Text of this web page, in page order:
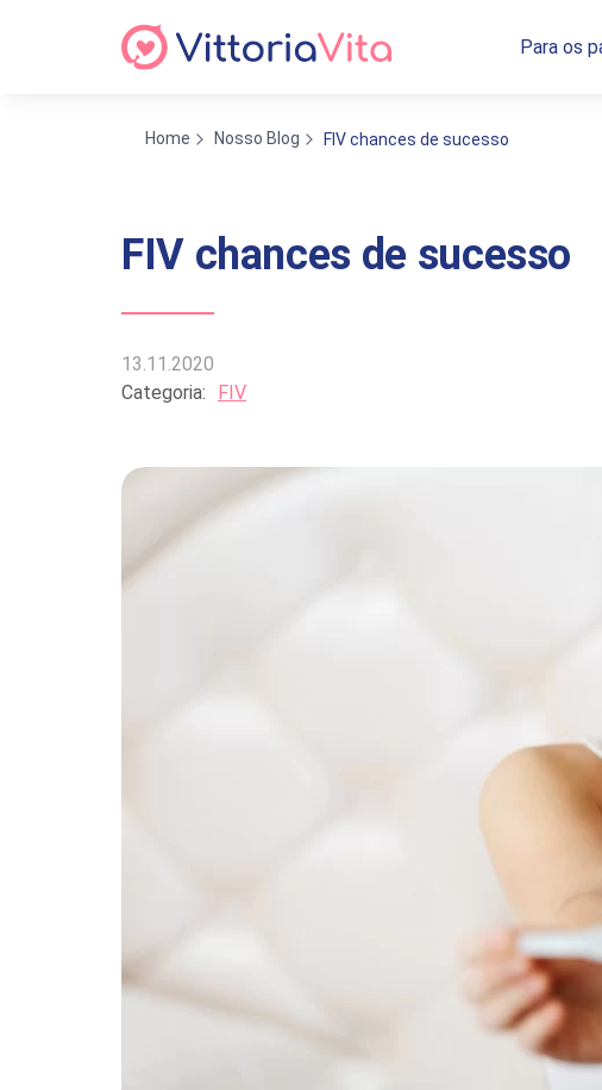
Para os
Home Nosso Blog FIV chances de sucesso
FIV chances de sucesso
13.11.2020
Categoria:
FIV